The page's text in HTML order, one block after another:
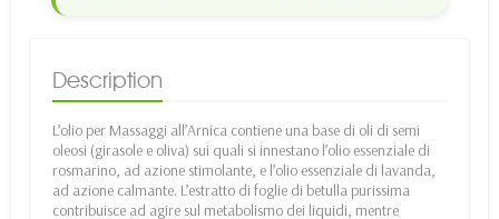
Description
L’olio per Massaggi all’Arnica contiene una base di oli di semi
oleosi (girasole e oliva) sui quali si innestano l’olio essenziale di
rosmarino, ad azione stimolante, e l’olio essenziale di lavanda,
ad azione calmante. L’estratto di foglie di betulla purissima
contribuisce ad agire sul metabolismo dei liquidi, mentre